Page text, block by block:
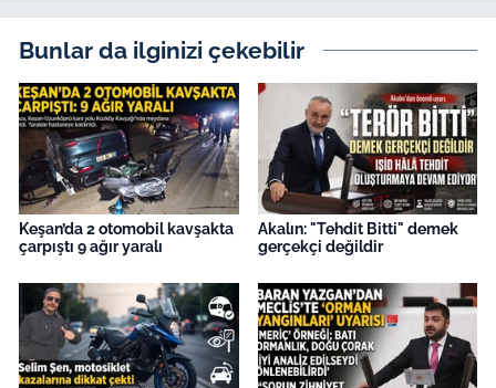
Bunlar da ilginizi çekebilir
Keşan’da 2 otomobil kavşakta
çarpıştı 9 ağır yaralı
Akalın: "Tehdit Bitti" demek
gerçekçi değildir